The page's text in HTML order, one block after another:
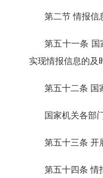
第二节 情报信
第五十一条 国
实现情报信息的及
第五十二条 国
国家机关各部
第五十三条 开
第五十四条 情